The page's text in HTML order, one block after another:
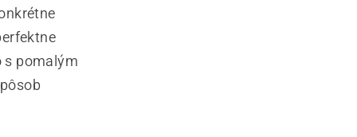
s pomalým